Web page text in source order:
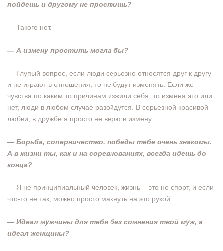
пойдешь и другому не простишь?
— Такого нет.
— А измену простить могла бы?
— Глупый вопрос, если люди серьезно относятся друг к другу
и не играют в отношения, то не будут изменять. Если же
чувства по каким то причинам изжили себя, то измена это или
нет, люди в любом случае разойдутся. В серьезной красивой
любви, в дружбе я просто не верю в измену.
— Борьба, соперничество, победы тебе очень знакомы.
А в жизни ты, как и на соревнованиях, всегда идешь до
конца?
— Я не принципиальный человек, жизнь – это не спорт, и если
что-то не так, можно просто махнуть на это рукой.
— Идеал мужчины для тебя без сомнения твой муж, а
идеал женщины?